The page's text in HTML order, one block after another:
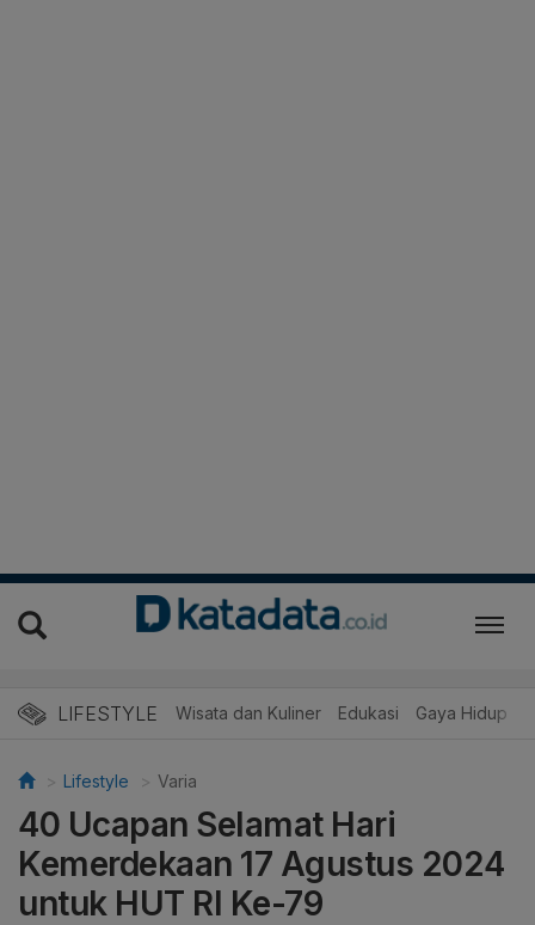
LIFESTYLE Wisata dan Kuliner Edukasi Gaya Hidup
Lifestyle Varia
40 Ucapan Selamat Hari
Kemerdekaan 17 Agustus 2024
untuk HUT RI Ke-79